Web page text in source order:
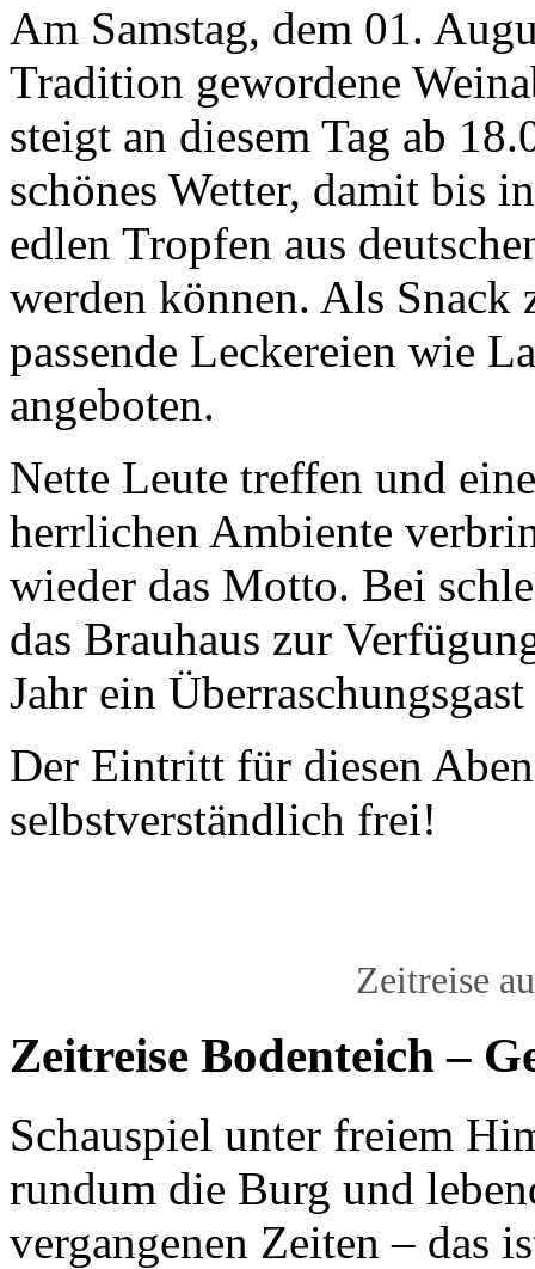
Am Samstag, dem 01.
Tradition gewordene
steigt an diesem Tag ab
schönes Wetter, damit bis
edlen Tropfen aus
werden können. Als Snack
passende Leckereien wie
angeboten.
Nette Leute treffen und
herrlichen Ambiente
wieder das Motto. Bei
das Brauhaus zur
Jahr ein
Der Eintritt für diesen
selbstverständlich frei!
Zeitreise
Zeitreise Bodenteich –
Schauspiel unter freiem
rundum die Burg und
vergangenen Zeiten – das